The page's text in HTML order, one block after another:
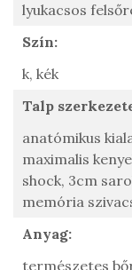
lyukacsos
Szín:
k, kék
Talp
anatómikus
maximalis
shock, 3cm
memória
Anyag:
természetes